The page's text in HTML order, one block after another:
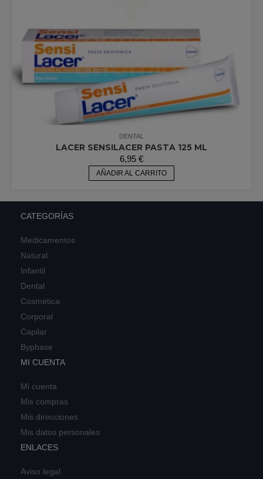
DENTAL
LACER SENSILACER PASTA 125 ML
6,95 €
AÑADIR AL CARRITO
CATEGORÍAS
Medicamentos
Natural
Infantil
Dental
Cosmética
Corporal
Capilar
Byphase
MI CUENTA
Mi cuenta
Mis compras
Mis direcciones
Mis datos personales
ENLACES
Aviso legal